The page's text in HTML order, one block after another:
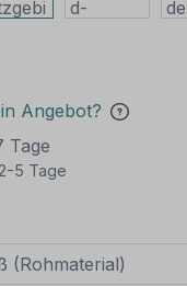
Angebot?
Tage
5 Tage